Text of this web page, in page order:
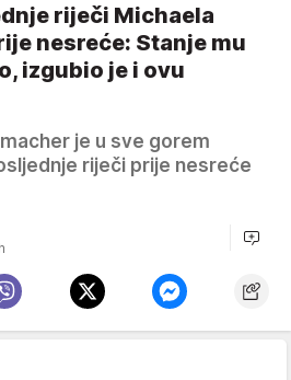
riječi Michaela
nesreće: Stanje mu
izgubio je i ovu
je u sve gorem
riječi prije nesreće